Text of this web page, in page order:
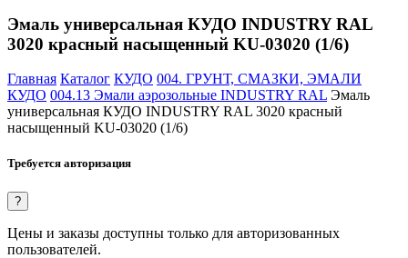
Эмаль универсальная КУДО INDUSTRY RAL
3020 красный насыщенный KU-03020 (1/6)
Главная Каталог КУДО 004. ГРУНТ, СМАЗКИ, ЭМАЛИ
КУДО 004.13 Эмали аэрозольные INDUSTRY RAL Эмаль
универсальная КУДО INDUSTRY RAL 3020 красный
насыщенный KU-03020 (1/6)
Требуется авторизация
?
Цены и заказы доступны только для авторизованных
пользователей.